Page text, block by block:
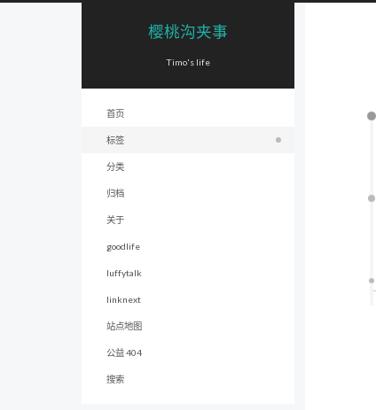
樱桃沟夹事
Timo's life
首页
标签
分类
归档
关于
goodlife
luffytalk
linknext
站点地图
公益 404
搜索